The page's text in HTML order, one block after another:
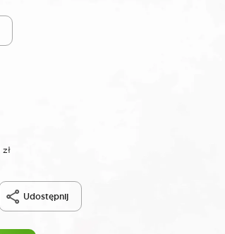
zł
Udostępnij